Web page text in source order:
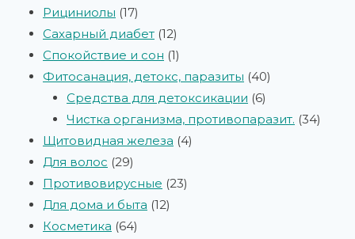
Рициниолы 17
Сахарный диабет 12
Спокойствие и сон 1
Фитосанация, детокс, паразиты 40
Средства для детоксикации 6
Чистка организма, противопаразит. 34
Щитовидная железа 4
Для волос 29
Противовирусные 23
Для дома и быта 12
Косметика 64